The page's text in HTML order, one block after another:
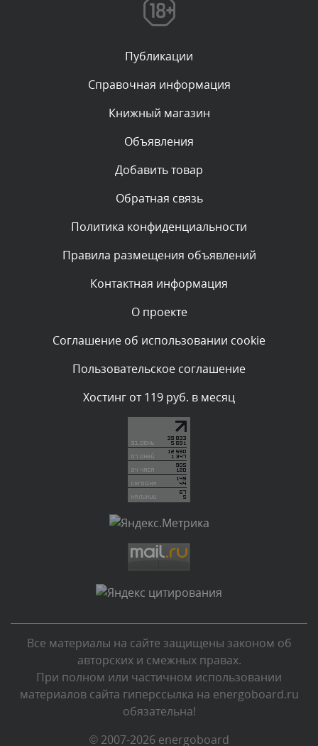
Комментарий проверяется
Текст комментария будет виден после проверки
администратором.
Комментарий проверяется
администратором.
Комментарий проверяется
администратором.
Комментарий проверяется
администратором.
Комментарий проверяется
Текст комментария будет виден после проверки
Комментарий проверяется
Текст комментария будет виден после проверки
администратором.
Текст комментария будет виден после проверки
администратором.
Комментарий проверяется
Текст комментария будет виден после проверки
администратором.
Вчера, в 09:03
Комментарий проверяется
Публикации
Справочная информация
Книжный магазин
Объявления
Добавить товар
Обратная связь
Политика конфиденциальности
Правила размещения объявлений
Контактная информация
О проекте
Соглашение об использовании cookie
Пользовательское соглашение
Хостинг от 119 руб. в месяц
Все материалы на сайте защищены законом об
авторских и смежных правах.
При полном или частичном использовании
материалов сайта гиперссылка на energoboard.ru
обязательна!
© 2007-2026 energoboard